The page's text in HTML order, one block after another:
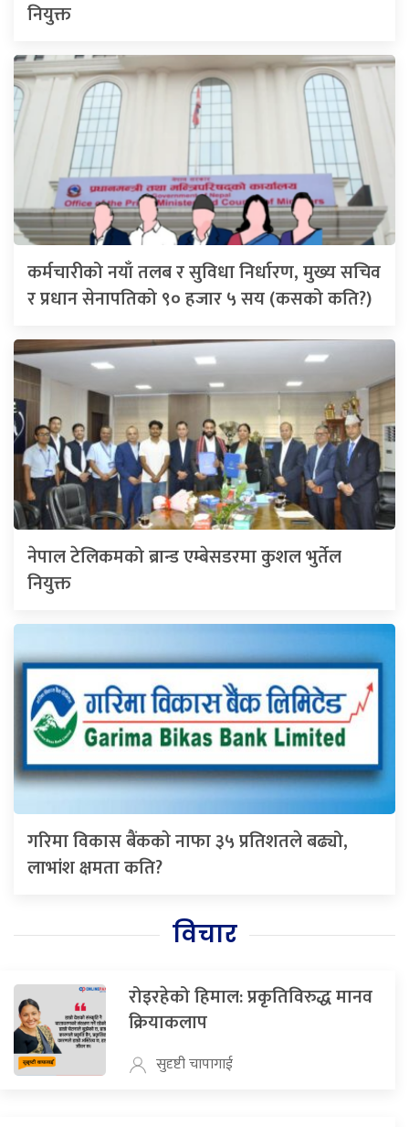
नियुक्त
कर्मचारीको नयाँ तलब र सुविधा निर्धारण, मुख्य सचिव
र प्रधान सेनापतिको ९० हजार ५ सय (कसको कति?)
नेपाल टेलिकमको ब्रान्ड एम्बेसडरमा कुशल भुर्तेल
नियुक्त
गरिमा विकास बैंककाे नाफा ३५ प्रतिशतले बढ्यो,
लाभांश क्षमता कति?
विचार
रोइरहेको हिमाल: प्रकृतिविरुद्ध मानव
क्रियाकलाप
सुदृष्टी चापागाई